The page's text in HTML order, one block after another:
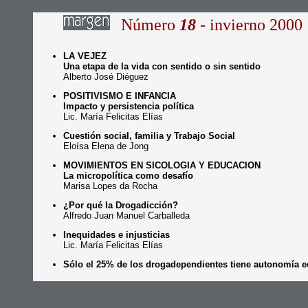
Número 18 - invierno 2000
LA VEJEZ
Una etapa de la vida con sentido o sin sentido
Alberto José Diéguez
POSITIVISMO E INFANCIA
Impacto y persistencia política
Lic. María Felicitas Elías
Cuestión social, familia y Trabajo Social
Eloísa Elena de Jong
MOVIMIENTOS EN SICOLOGIA Y EDUCACION
La micropolítica como desafío
Marisa Lopes da Rocha
¿Por qué la Drogadicción?
Alfredo Juan Manuel Carballeda
Inequidades e injusticias
Lic. María Felicitas Elías
Sólo el 25% de los drogadependientes tiene autonomía